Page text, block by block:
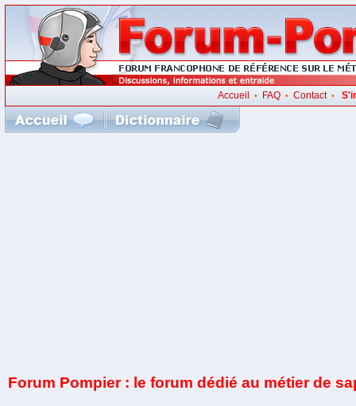
Accueil • FAQ• Contact•
Forum Pompier : le forum dédié au métier de